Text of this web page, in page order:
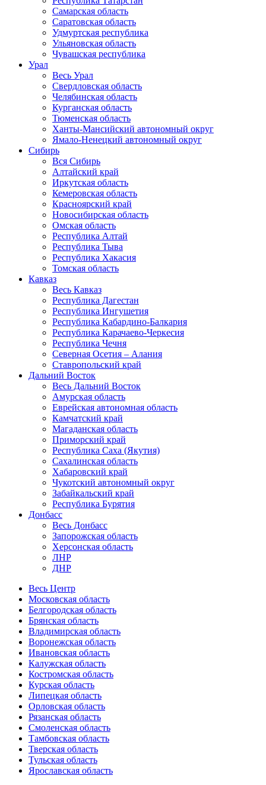
Самарская область
Саратовская область
Удмуртская республика
Ульяновская область
Чувашская республика
Урал
Весь Урал
Свердловская область
Челябинская область
Курганская область
Тюменская область
Ханты-Мансийский автономный округ
Ямало-Ненецкий автономный округ
Сибирь
Вся Сибирь
Алтайский край
Иркутская область
Кемеровская область
Красноярский край
Новосибирская область
Омская область
Республика Алтай
Республика Тыва
Республика Хакасия
Томская область
Кавказ
Весь Кавказ
Республика Дагестан
Республика Ингушетия
Республика Кабардино-Балкария
Республика Карачаево-Черкесия
Республика Чечня
Северная Осетия – Алания
Ставропольский край
Дальний Восток
Весь Дальний Восток
Амурская область
Еврейская автономная область
Камчатский край
Магаданская область
Приморский край
Республика Саха (Якутия)
Сахалинская область
Хабаровский край
Чукотский автономный округ
Забайкальский край
Республика Бурятия
Донбасс
Весь Донбасс
Запорожская область
Херсонская область
ЛНР
ДНР
Весь Центр
Московская область
Белгородская область
Брянская область
Владимирская область
Воронежская область
Ивановская область
Калужская область
Костромская область
Курская область
Липецкая область
Орловская область
Рязанская область
Смоленская область
Тамбовская область
Тверская область
Тульская область
Ярославская область